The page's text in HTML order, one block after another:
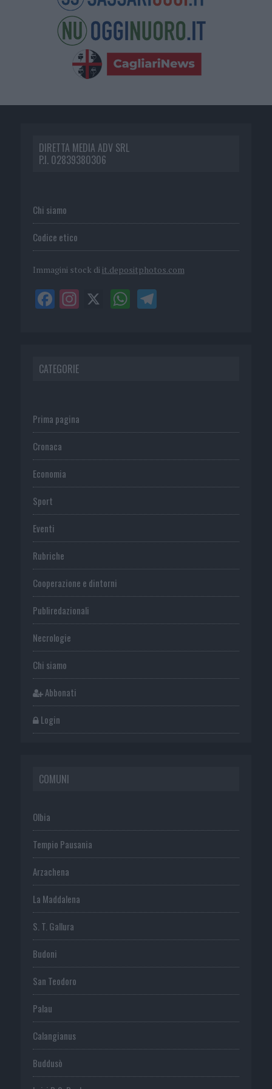
DIRETTA MEDIA ADV SRL
P.I. 02839380306
Chi siamo
Codice etico
Immagini stock di it.depositphotos.com
CATEGORIE
Prima pagina
Cronaca
Economia
Sport
Eventi
Rubriche
Cooperazione e dintorni
Publiredazionali
Necrologie
Chi siamo
Abbonati
Login
COMUNI
Olbia
Tempio Pausania
Arzachena
La Maddalena
S. T. Gallura
Budoni
San Teodoro
Palau
Calangianus
Buddusò